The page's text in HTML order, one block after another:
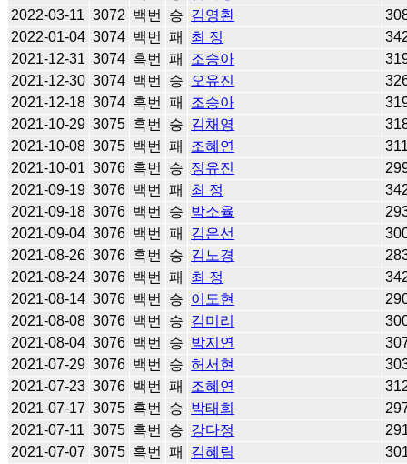
2022-03-11 3072 백번 승 김영환
2022-01-04 3074 백번 패 최 정
2021-12-31 3074 흑번 패 조승아
2021-12-30 3074 백번 승 오유진
2021-12-18 3074 흑번 패 조승아
2021-10-29 3075 흑번 승 김채영
2021-10-08 3075 백번 패 조혜연
2021-10-01 3076 흑번 승 정유진
2021-09-19 3076 백번 패 최 정
2021-09-18 3076 백번 승 박소율
2021-09-04 3076 백번 패 김은선
2021-08-26 3076 흑번 승 김노경
2021-08-24 3076 백번 패 최 정
2021-08-14 3076 백번 승 이도현
2021-08-08 3076 백번 승 김미리
2021-08-04 3076 백번 승 박지연
2021-07-29 3076 백번 승 허서현
2021-07-23 3076 백번 패 조혜연
2021-07-17 3075 흑번 승 박태희
2021-07-11 3075 흑번 승 강다정
2021-07-07 3075 흑번 패 김혜림